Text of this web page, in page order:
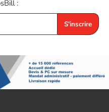
:
S'inscrire